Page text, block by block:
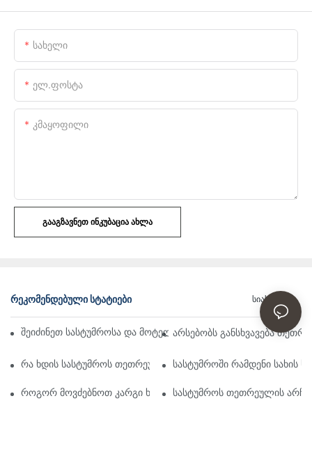
Სახელი
Ელ.ფოსტა
Კმაყოფილი
ᲒᲐᲐᲒᲖᲐᲕᲜᲔᲗ ᲘᲜᲙᲣᲑᲐᲪᲘᲐ ᲐᲮᲚᲐ
ᲠᲔᲙᲝᲛᲔᲜᲓᲔᲑᲣᲚᲘ ᲡᲢᲐᲢᲘᲔᲑᲘ Სიახლეები
შეიძინეთ სასტუმროსა და მოტელის თეთრეული საბითუმო
არსებობს განსხვავება
რა ხდის სასტუმროს თეთრეულს ასეთ კომფორტულს
სასტუმროში რამდენი სახის
როგორ მოვძებნოთ კარგი ხარისხის ზეწრები, როგორიც
სასტუმროს თეთრეულის